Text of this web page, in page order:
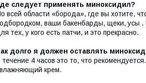
следует применять миноксидил?
всей области «борода», где вы хотите,
ваши бакенбарды, щеки, усы .
тех, у кого есть патчи, и это прекрасно.
долго я должен оставлять
течение 4 часов это то, что
крем.